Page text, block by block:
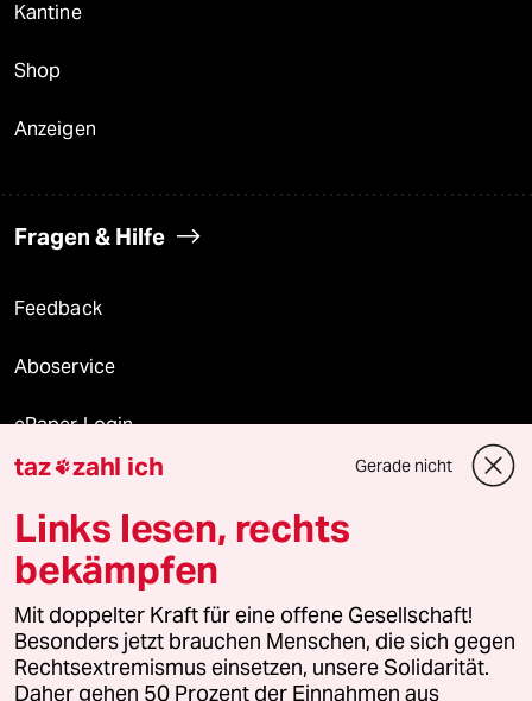
Kantine
Shop
Anzeigen
Fragen & Hilfe
Feedback
Aboservice
ePaper Login
Downloads für Abonnierende
© 2026 taz Verlags und Vertriebs GmbH
Alle Rechte vorbehalten. Bei rechtlichen Fragen oder für Genehmigungen
wenden Sie sich bitte an
lizenzen@taz.de
taz zahl ich Gerade nicht
Links lesen, rechts
bekämpfen
Mit doppelter Kraft für eine offene Gesellschaft!
Besonders jetzt brauchen Menschen, die sich gegen
Rechtsextremismus einsetzen, unsere Solidarität.
Daher gehen 50 Prozent der Einnahmen aus